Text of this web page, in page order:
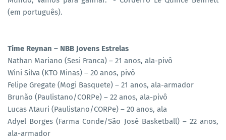
(em português).
Time Reynan – NBB Jovens Estrelas
Nathan Mariano (Sesi Franca) – 21 anos, ala-pivô
Wini Silva (KTO Minas) – 20 anos, pivô
Felipe Gregate (Mogi Basquete) – 21 anos, ala-armador
Brunão (Paulistano/CORPe) – 22 anos, ala-pivô
Lucas Atauri (Paulistano/CORPe) – 20 anos, ala
Adyel Borges (Farma Conde/São José Basketball) – 22 anos,
ala-armador